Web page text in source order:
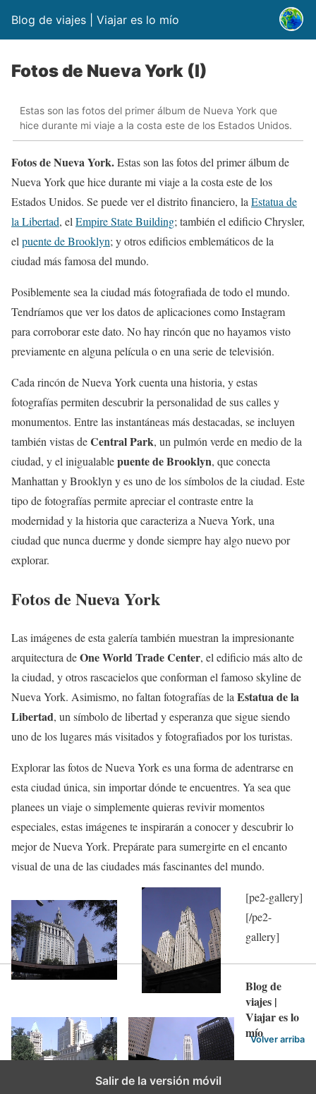
Blog de viajes | Viajar es lo mío
Fotos de Nueva York (I)
Estas son las fotos del primer álbum de Nueva York que
hice durante mi viaje a la costa este de los Estados Unidos.
Fotos de Nueva York.Estas son las fotos del primer álbum de
Nueva York que hice durante mi viaje a la costa este de los
Estados Unidos. Se puede ver el distrito financiero, la Estatua de
la Libertad, el Empire State Building; también el edificio Chrysler,
el puente de Brooklyn; y otros edificios emblemáticos de la
ciudad más famosa del mundo.
Posiblemente sea la ciudad más fotografiada de todo el mundo.
Tendríamos que ver los datos de aplicaciones como Instagram
para corroborar este dato. No hay rincón que no hayamos visto
previamente en alguna película o en una serie de televisión.
Cada rincón de Nueva York cuenta una historia, y estas
fotografías permiten descubrir la personalidad de sus calles y
monumentos. Entre las instantáneas más destacadas, se incluyen
también vistas deCentral Park, un pulmón verde en medio de la
ciudad, y el inigualablepuente de Brooklyn, que conecta
Manhattan y Brooklyn y es uno de los símbolos de la ciudad. Este
tipo de fotografías permite apreciar el contraste entre la
modernidad y la historia que caracteriza a Nueva York, una
ciudad que nunca duerme y donde siempre hay algo nuevo por
explorar.
Fotos de Nueva York
Las imágenes de esta galería también muestran la impresionante
arquitectura deOne World Trade Center, el edificio más alto de
la ciudad, y otros rascacielos que conforman el famoso skyline de
Nueva York. Asimismo, no faltan fotografías de la Estatua de la
Libertad, un símbolo de libertad y esperanza que sigue siendo
uno de los lugares más visitados y fotografiados por los turistas.
Explorar las fotos de Nueva York es una forma de adentrarse en
esta ciudad única, sin importar dónde te encuentres. Ya sea que
planees un viaje o simplemente quieras revivir momentos
especiales, estas imágenes te inspirarán a conocer y descubrir lo
mejor de Nueva York. Prepárate para sumergirte en el encanto
visual de una de las ciudades más fascinantes del mundo.
[pe2-gallery]
[/pe2-
gallery]
Blog de
viajes |
Viajar es lo
mío
Volver arriba
Salir de la versión móvil